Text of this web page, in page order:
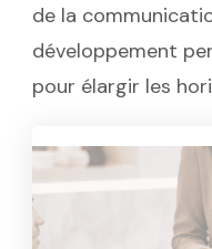
de la
développement
pour élargir les